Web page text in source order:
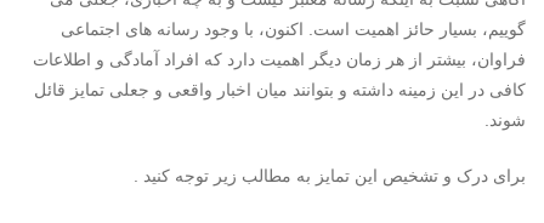
گوییم، بسیار حائز اهمیت است. اکنون، با وجود رسانه های اجتماعی
فراوان، بیشتر از هر زمان دیگر اهمیت دارد که افراد آمادگی و اطلاعات
کافی در این زمینه داشته و بتوانند میان اخبار واقعی و جعلی تمایز قائل
شوند.
برای درک و تشخیص این تمایز به مطالب زیر توجه کنید .